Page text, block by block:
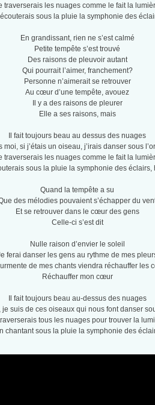
traverserais les nuages comme le fait la
sous la pluie la symphonie des
En grandissant, rien ne s’est calmé
Petite tempête s’est trouvé
Des raisons de pleuvoir autant
Qui pourrait l’aimer, franchement?
Personne n’aimerait se retrouver
Au cœur d’une tempête, avouez
Il y a des raisons de pleurer
Elle a ses raisons, mais
Il fait toujours beau au dessus des nuages
moi, si j’étais un oiseau, j’irais danser sous
traverserais les nuages comme le fait la
sous la pluie la symphonie des éclairs,
Quand la tempête a su
des mélodies pouvaient s’échapper du
Et se retrouver dans le cœur des gens
Celle-ci s’est dit
Nulle raison d’envier le soleil
ferai danser les gens au rythme de mes
de mes chants viendra réchauffer les
Réchauffer mon cœur
Il fait toujours beau au-dessus des nuages
je suis de ces oiseaux qui nous font danser
tous les nuages pour trouver la
chantant sous la pluie la symphonie des